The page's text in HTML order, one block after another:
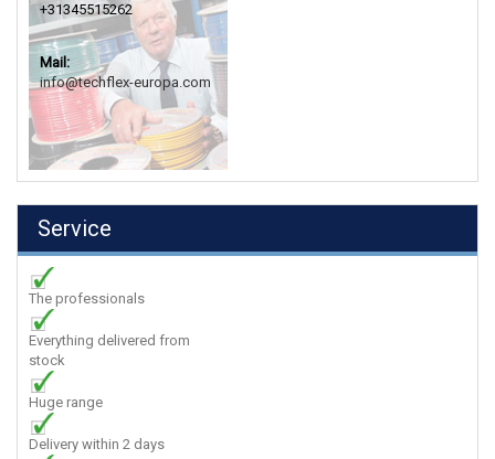
+31345515262
Mail:
info@techflex-europa.com
Service
The professionals
Everything delivered from
stock
Huge range
Delivery within 2 days